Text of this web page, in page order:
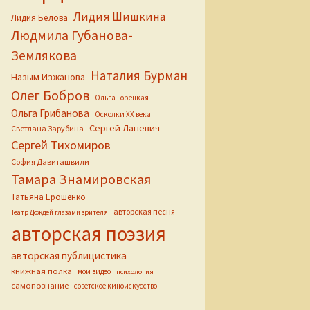
Лидия Белова Лидия Шишкина
Людмила Губанова-
Землякова
Назым Изжанова Наталия Бурман
Олег Бобров Ольга Горецкая
Ольга Грибанова Осколки ХХ века
Светлана Зарубина Сергей Ланевич
Сергей Тихомиров
София Давиташвили
Тамара Знамировская
Татьяна Ерошенко
Театр Дождей глазами зрителя авторская песня
авторская поэзия
авторская публицистика
книжная полка мои видео психология
самопознание советское киноискусство